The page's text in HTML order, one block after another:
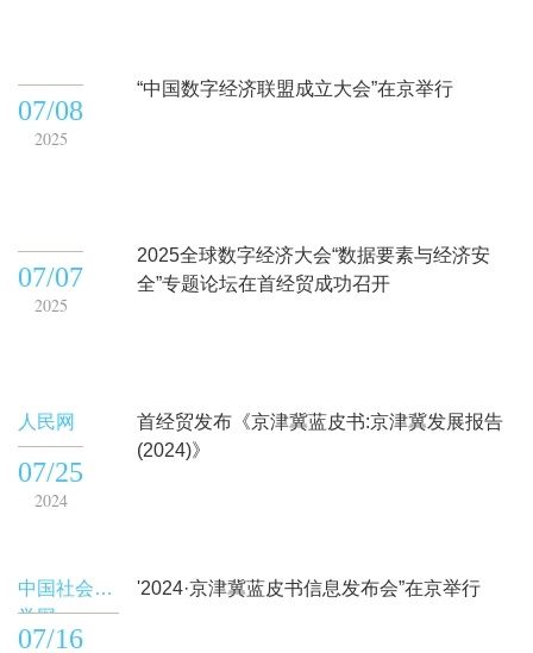
07/08
2025
“中国数字经济联盟成立大会”在京举行
07/07
2025
2025全球数字经济大会“数据要素与经济安
全”专题论坛在首经贸成功召开
人民网
07/25
2024
首经贸发布《京津冀蓝皮书:京津冀发展报告
(2024)》
中国社会科
学网
07/16
'2024·京津冀蓝皮书信息发布会”在京举行